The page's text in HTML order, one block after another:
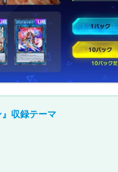
収録テーマ